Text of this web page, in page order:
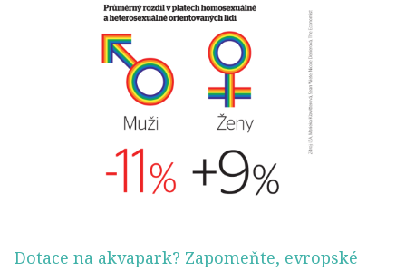
Dotace na akvapark? Zapomeňte, evropské